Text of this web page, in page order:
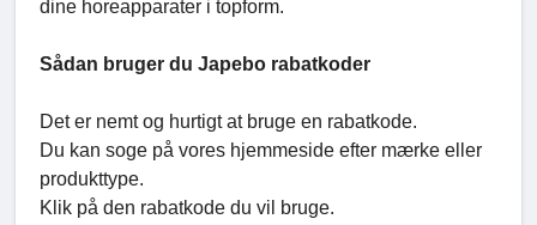
dine horeapparater i topform.
Sådan bruger du Japebo rabatkoder
Det er nemt og hurtigt at bruge en rabatkode.
Du kan soge på vores hjemmeside efter mærke eller
produkttype.
Klik på den rabatkode du vil bruge.